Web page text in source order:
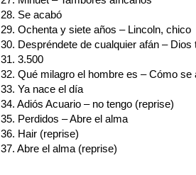
28. Se acabó
29. Ochenta y siete años – Lincoln, chico
30. Despréndete de cualquier afán – Dios
31. 3.500
32. Qué milagro el hombre es – Cómo se
33. Ya nace el día
34. Adiós Acuario – no tengo (reprise)
35. Perdidos – Abre el alma
36. Hair (reprise)
37. Abre el alma (reprise)